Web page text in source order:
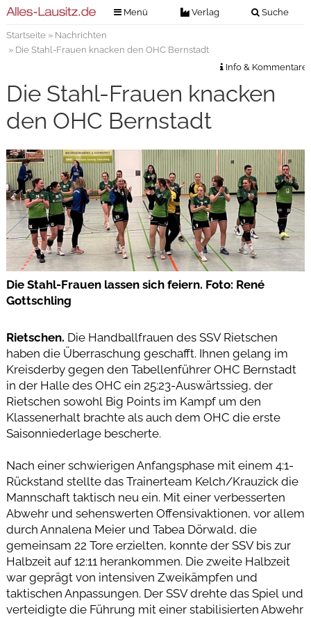
Menü Verlag Suche
Verlag
Kontakt
Impressum
Veranstaltungstickets
Anzeigenannahme
Anzeigensuche
Digitale Ausgaben
Startseite» Nachrichten
» Die Stahl-Frauen knacken den OHC Bernstadt
Info & Kommentare
Die Stahl-Frauen knacken
den OHC Bernstadt
Die Stahl-Frauen lassen sich feiern. Foto: René
Gottschling
Rietschen. Die Handballfrauen des SSV Rietschen
haben die Überraschung geschafft. Ihnen gelang im
Kreisderby gegen den Tabellenführer OHC Bernstadt
in der Halle des OHC ein 25:23-Auswärtssieg, der
Rietschen sowohl Big Points im Kampf um den
Klassenerhalt brachte als auch dem OHC die erste
Saisonniederlage bescherte.
Nach einer schwierigen Anfangsphase mit einem 4:1-
Rückstand stellte das Trainerteam Kelch/Krauzick die
Mannschaft taktisch neu ein. Mit einer verbesserten
Abwehr und sehenswerten Offensivaktionen, vor allem
durch Annalena Meier und Tabea Dörwald, die
gemeinsam 22 Tore erzielten, konnte der SSV bis zur
Halbzeit auf 12:11 herankommen. Die zweite Halbzeit
war geprägt von intensiven Zweikämpfen und
taktischen Anpassungen. Der SSV drehte das Spiel und
verteidigte die Führung mit einer stabilisierten Abwehr